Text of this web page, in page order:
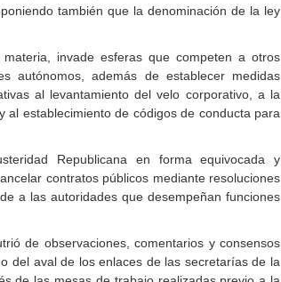
también que la denominación de la ley
invade esferas que competen a otros
autónomos, además de establecer medidas
al levantamiento del velo corporativo, a la
al establecimiento de códigos de conducta para
Republicana en forma equivocada y
contratos públicos mediante resoluciones
a las autoridades que desempeñan funciones
de observaciones, comentarios y consensos
del aval de los enlaces de las secretarías de la